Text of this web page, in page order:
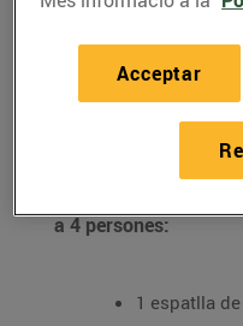
xai farcida
22/de febrer/2019
a 4 persones:
1 espatlla
Acceptar